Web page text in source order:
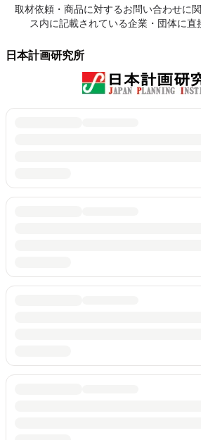
取材依頼・商品に対するお問い合わせに
ス内に記載されている企業・団体に直
日本計画研究所